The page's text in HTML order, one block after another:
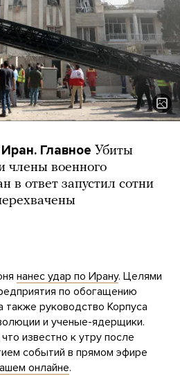
Главное Убиты
члены военного
в ответ запустил сотни
нанес удар по Ирану. Целями
по обогащению
также руководство Корпуса
и ученые-ядерщики.
известно к утру после
событий в прямом эфире
онлайне.